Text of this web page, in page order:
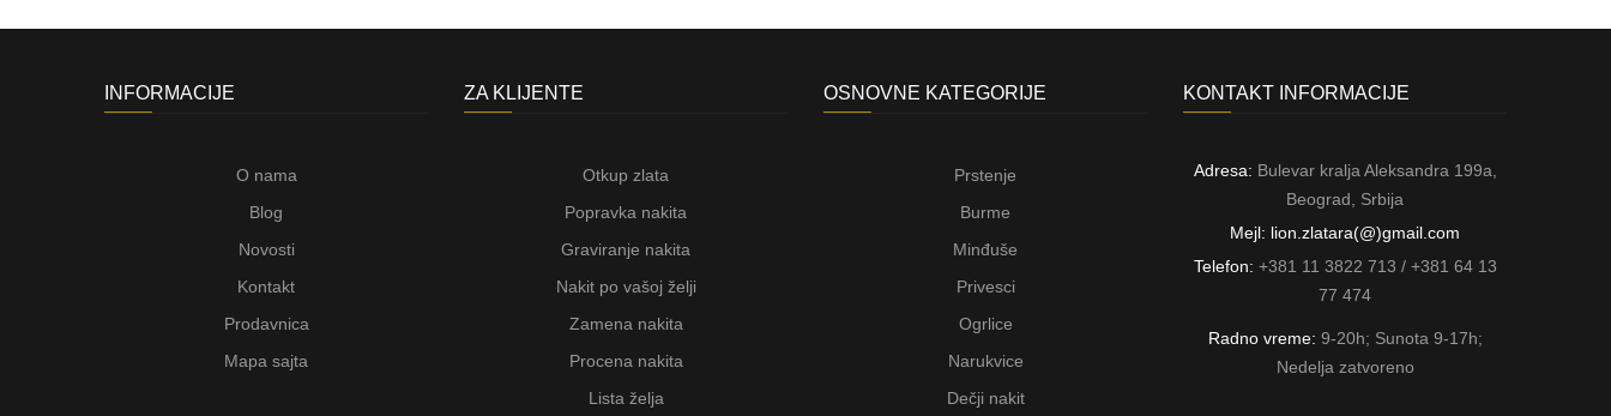
INFORMACIJE
O nama
Blog
Novosti
Kontakt
Prodavnica
Mapa sajta
ZA KLIJENTE
Otkup zlata
Popravka nakita
Graviranje nakita
Nakit po vašoj želji
Zamena nakita
Procena nakita
Lista želja
OSNOVNE KATEGORIJE
Prstenje
Burme
Minđuše
Privesci
Ogrlice
Narukvice
Dečji nakit
KONTAKT INFORMACIJE
Adresa: Bulevar kralja Aleksandra 199a,
Beograd, Srbija
Mejl: lion.zlatara(@)gmail.com
Telefon: +381 11 3822 713 / +381 64 13
77 474
Radno vreme: 9-20h; Sunota 9-17h;
Nedelja zatvoreno